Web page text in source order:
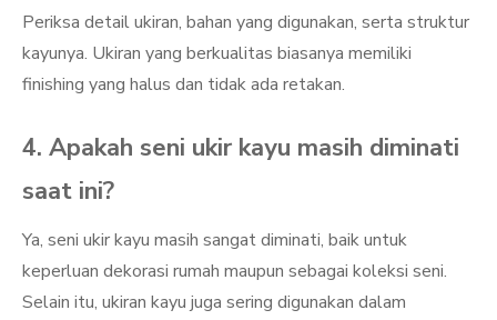
Periksa detail ukiran, bahan yang digunakan, serta struktur
kayunya. Ukiran yang berkualitas biasanya memiliki
finishing yang halus dan tidak ada retakan.
4. Apakah seni ukir kayu masih diminati
saat ini?
Ya, seni ukir kayu masih sangat diminati, baik untuk
keperluan dekorasi rumah maupun sebagai koleksi seni.
Selain itu, ukiran kayu juga sering digunakan dalam